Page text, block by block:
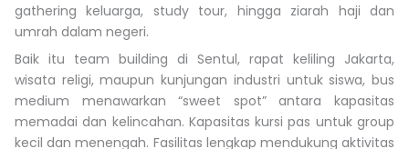
gathering keluarga, study tour, hingga ziarah haji dan
umrah dalam negeri.
Baik itu team building di Sentul, rapat keliling Jakarta,
wisata religi, maupun kunjungan industri untuk siswa, bus
medium menawarkan “sweet spot” antara kapasitas
memadai dan kelincahan. Kapasitas kursi pas untuk group
kecil dan menengah. Fasilitas lengkap mendukung aktivitas